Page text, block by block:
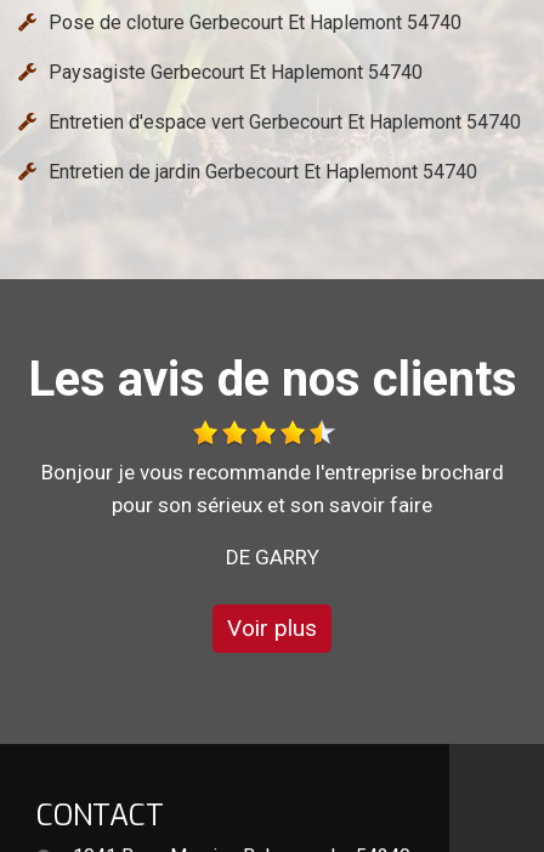
Pose de cloture Gerbecourt Et Haplemont 54740
Paysagiste Gerbecourt Et Haplemont 54740
Entretien d'espace vert Gerbecourt Et Haplemont 54740
Entretien de jardin Gerbecourt Et Haplemont 54740
Les avis de nos clients
Au top, je recommande !!
Voir plus
CONTACT